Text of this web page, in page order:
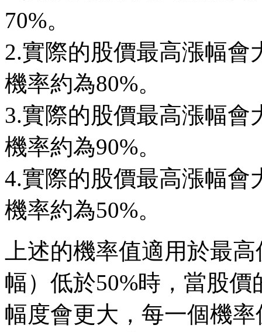
70%。
2.實際的股價最高漲幅會
機率約為80%。
3.實際的股價最高漲幅會
機率約為90%。
4.實際的股價最高漲幅會
機率約為50%。
上述的機率值適用於最
幅）低於50%時，當股
幅度會更大，每一個機